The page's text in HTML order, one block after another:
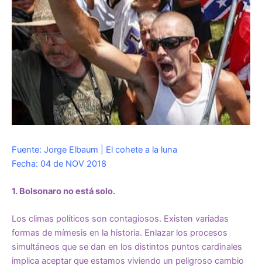
Fuente: Jorge Elbaum | El cohete a la luna
Fecha: 04 de NOV 2018
1. Bolsonaro no está solo.
Los climas políticos son contagiosos. Existen variadas
formas de mímesis en la historia. Enlazar los procesos
simultáneos que se dan en los distintos puntos cardinales
implica aceptar que estamos viviendo un peligroso cambio